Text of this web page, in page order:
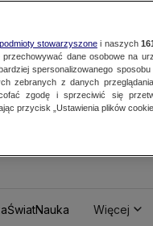
ŚwiatNauka Więcej
podmioty stowarzyszonei naszych
dane osobowe na
spersonalizowanego
zebranych z danych
zgodę i sprzeciwić się
przycisk „Ustawienia plików cookie